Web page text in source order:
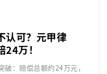
认可？元甲律
万！
：赔偿总额约24万元，